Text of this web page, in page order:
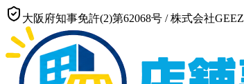
大阪府知事免許(2)第62068号 /株式会社GEEZ